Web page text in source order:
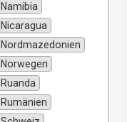
Namibia
Nicaragua
Nordmazedonien
Norwegen
Ruanda
Rumänien